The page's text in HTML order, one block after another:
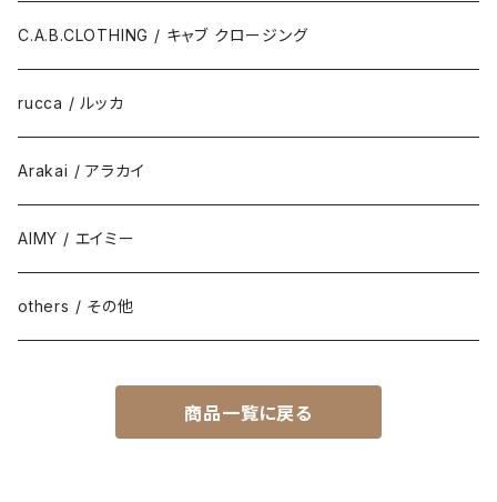
C.A.B.CLOTHING / キャブ クロージング
rucca / ルッカ
Arakai / アラカイ
AIMY / エイミー
others / その他
商品一覧に戻る